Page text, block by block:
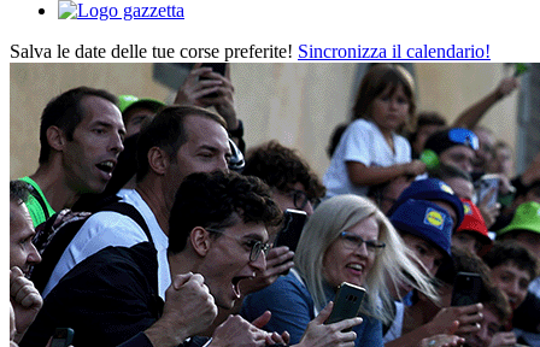
Salva le date delle tue corse preferite! Sincronizza il calendario!